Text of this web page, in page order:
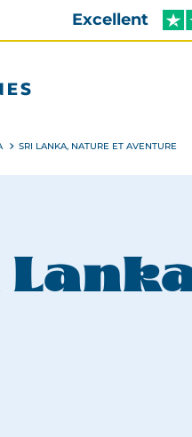
Excellent
SRI LANKA, NATURE ET AVENTURE